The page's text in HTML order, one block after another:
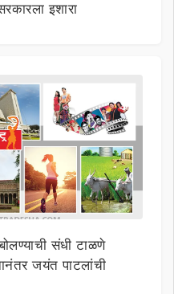
इशारा
संधी टाळणे
जयंत पाटलांची